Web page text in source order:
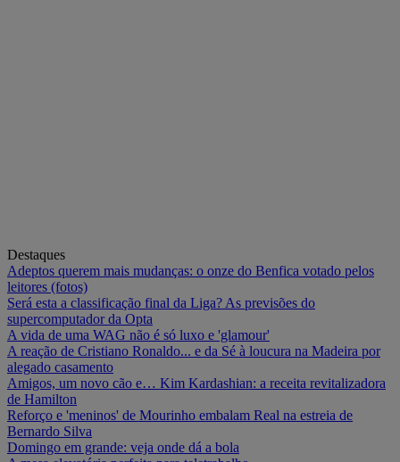
Destaques
Adeptos querem mais mudanças: o onze do Benfica votado pelos
leitores (fotos)
Será esta a classificação final da Liga? As previsões do
supercomputador da Opta
A vida de uma WAG não é só luxo e 'glamour'
A reação de Cristiano Ronaldo... e da Sé à loucura na Madeira por
alegado casamento
Amigos, um novo cão e… Kim Kardashian: a receita revitalizadora
de Hamilton
Reforço e 'meninos' de Mourinho embalam Real na estreia de
Bernardo Silva
Domingo em grande: veja onde dá a bola